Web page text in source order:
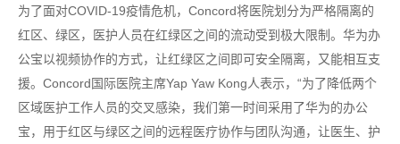
为了面对COVID-19疫情危机，Concord将医院划分为严格隔离的
红区、绿区，医护人员在红绿区之间的流动受到极大限制。华为办
公宝以视频协作的方式，让红绿区之间即可安全隔离，又能相互支
援。Concord国际医院主席Yap Yaw Kong人表示，“为了降低两个
区域医护工作人员的交叉感染，我们第一时间采用了华为的办公
宝，用于红区与绿区之间的远程医疗协作与团队沟通，让医生、护